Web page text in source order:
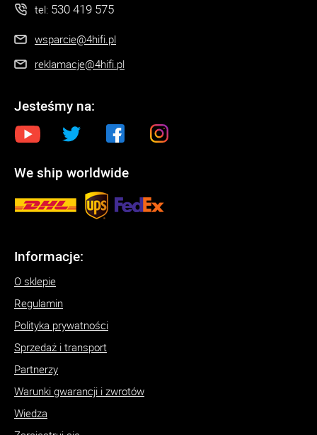
tel: 530 419 575
wsparcie@4hifi.pl
reklamacje@4hifi.pl
Jesteśmy na:
We ship worldwide
Informacje:
O sklepie
Regulamin
Polityka prywatności
Sprzedaż i transport
Partnerzy
Warunki gwarancji i zwrotów
Wiedza